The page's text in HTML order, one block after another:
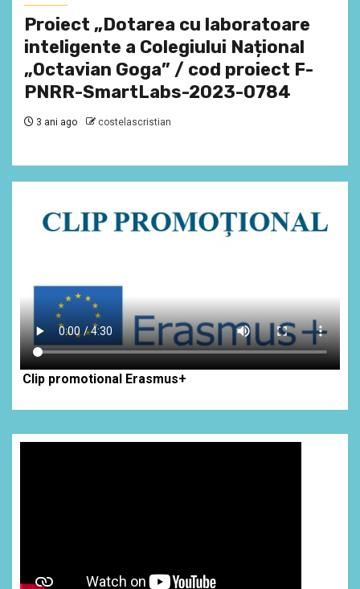
Proiect „Dotarea cu laboratoare
inteligente a Colegiului Național
„Octavian Goga” / cod proiect F-
PNRR-SmartLabs-2023-0784
3 ani ago costelascristian
Clip promotional Erasmus+